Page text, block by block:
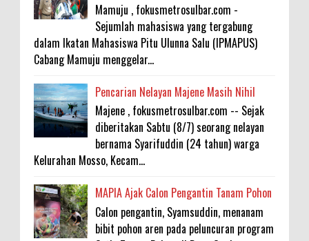
Mamuju , fokusmetrosulbar.com -
Sejumlah mahasiswa yang tergabung
dalam Ikatan Mahasiswa Pitu Ulunna Salu (IPMAPUS)
Cabang Mamuju menggelar...
Pencarian Nelayan Majene Masih Nihil
Majene , fokusmetrosulbar.com -- Sejak
diberitakan Sabtu (8/7) seorang nelayan
bernama Syarifuddin (24 tahun) warga
Kelurahan Mosso, Kecam...
MAPIA Ajak Calon Pengantin Tanam Pohon
Calon pengantin, Syamsuddin, menanam
bibit pohon aren pada peluncuran program